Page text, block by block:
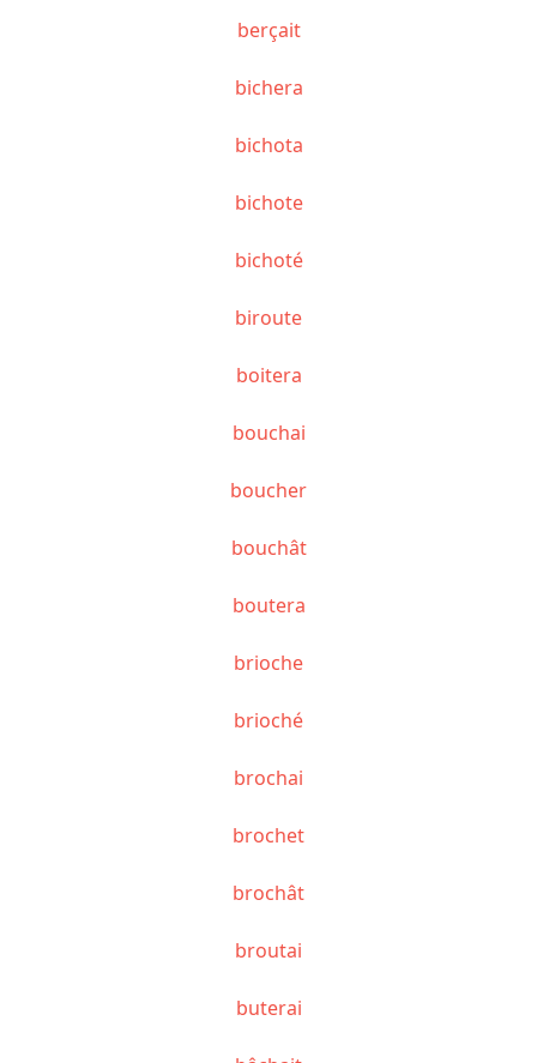
berçait
bichera
bichota
bichote
bichoté
biroute
boitera
bouchai
boucher
bouchât
boutera
brioche
brioché
brochai
brochet
brochât
broutai
buterai